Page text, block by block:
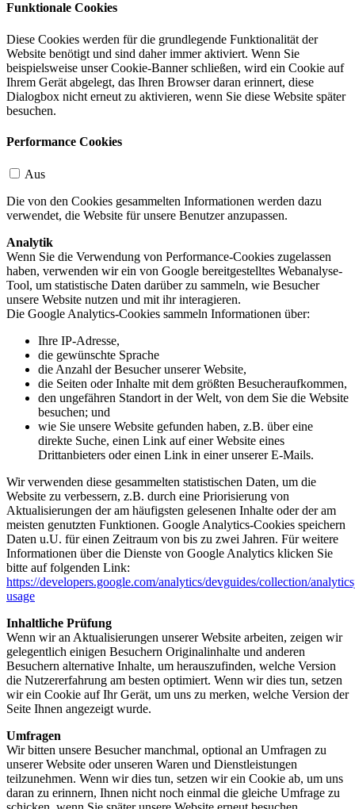
Funktionale Cookies
Diese Cookies werden für die grundlegende Funktionalität der
Website benötigt und sind daher immer aktiviert. Wenn Sie
beispielsweise unser Cookie-Banner schließen, wird ein Cookie auf
Ihrem Gerät abgelegt, das Ihren Browser daran erinnert, diese
Dialogbox nicht erneut zu aktivieren, wenn Sie diese Website später
besuchen.
Performance Cookies
Aus
Die von den Cookies gesammelten Informationen werden dazu
verwendet, die Website für unsere Benutzer anzupassen.
Analytik
Wenn Sie die Verwendung von Performance-Cookies zugelassen
haben, verwenden wir ein von Google bereitgestelltes Webanalyse-
Tool, um statistische Daten darüber zu sammeln, wie Besucher
unsere Website nutzen und mit ihr interagieren.
Die Google Analytics-Cookies sammeln Informationen über:
Ihre IP-Adresse,
die gewünschte Sprache
die Anzahl der Besucher unserer Website,
die Seiten oder Inhalte mit dem größten Besucheraufkommen,
den ungefähren Standort in der Welt, von dem Sie die Website
besuchen; und
wie Sie unsere Website gefunden haben, z.B. über eine
direkte Suche, einen Link auf einer Website eines
Drittanbieters oder einen Link in einer unserer E-Mails.
Wir verwenden diese gesammelten statistischen Daten, um die
Website zu verbessern, z.B. durch eine Priorisierung von
Aktualisierungen der am häufigsten gelesenen Inhalte oder der am
meisten genutzten Funktionen. Google Analytics-Cookies speichern
Daten u.U. für einen Zeitraum von bis zu zwei Jahren. Für weitere
Informationen über die Dienste von Google Analytics klicken Sie
bitte auf folgenden Link:
https://developers.google.com/analytics/devguides/collection/
usage
Inhaltliche Prüfung
Wenn wir an Aktualisierungen unserer Website arbeiten, zeigen wir
gelegentlich einigen Besuchern Originalinhalte und anderen
Besuchern alternative Inhalte, um herauszufinden, welche Version
die Nutzererfahrung am besten optimiert. Wenn wir dies tun, setzen
wir ein Cookie auf Ihr Gerät, um uns zu merken, welche Version der
Seite Ihnen angezeigt wurde.
Umfragen
Wir bitten unsere Besucher manchmal, optional an Umfragen zu
unserer Website oder unseren Waren und Dienstleistungen
teilzunehmen. Wenn wir dies tun, setzen wir ein Cookie ab, um uns
daran zu erinnern, Ihnen nicht noch einmal die gleiche Umfrage zu